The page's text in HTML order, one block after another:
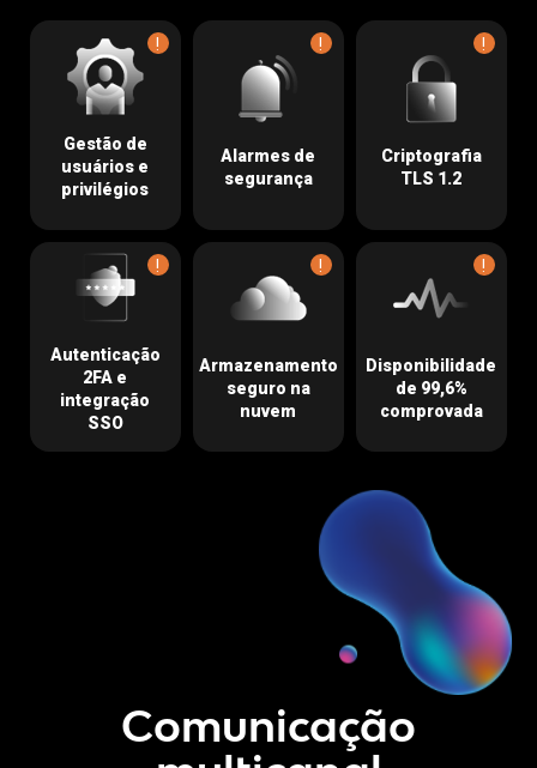
Gestão de
usuários e
privilégios
!
Alarmes de
segurança
!
Criptografia
TLS 1.2
!
Autenticação
2FA e
integração
SSO
!
Armazenamento
seguro na
nuvem
!
Disponibilidade
de 99,6%
comprovada
!
Comunicação